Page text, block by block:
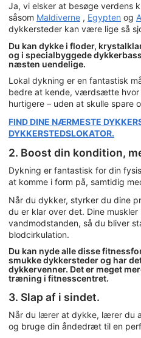
Ja, vi elsker at besøge verdens
såsom Maldiverne , Egypten og
dykkersteder kan være lige så
Du kan dykke i floder,
og i specialbyggede
næsten uendelige.
Lokal dykning er en fantastisk
bedre at kende, værdsætte
hurtigere – uden at skulle spare
FIND DINE NÆRMESTE
DYKKERSTEDSLOKATOR.
2. Boost din kondition,
Dykning er fantastisk for din
at komme i form på, samtidig
Når du dykker, styrker du dine
du er klar over det. Dine
vandmodstanden, så du bliver
blodcirkulation.
Du kan nyde alle disse
smukke dykkersteder og har
dykkervenner. Det er meget
træning i fitnesscentret.
3. Slap af i sindet.
Når du lærer at dykke, lærer du
og bruge din åndedræt til en